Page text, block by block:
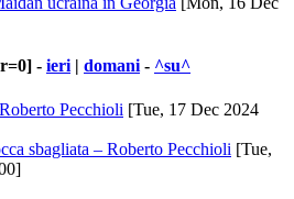
- ieri | domani - ^su^
Pecchioli [Tue, 17 Dec 2024
sbagliata – Roberto Pecchioli [Tue,